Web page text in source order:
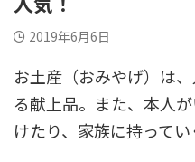
2019年6月6日
お土産（おみやげ）は
る献上品。また、本人
けたり、家族に持ってい